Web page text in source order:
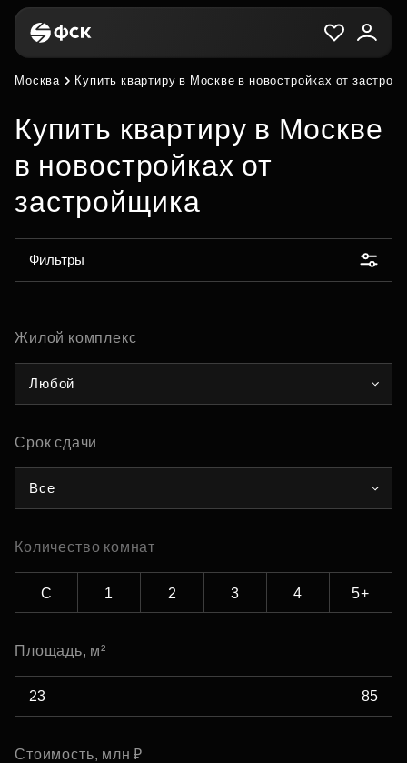
Москва Купить квартиру в Москве в новостройках от
Купить квартиру в Москве
в новостройках от
застройщика
Фильтры
Жилой комплекс
Любой
Срок сдачи
Все
Количество комнат
С 1 2 3 4 5+
Площадь, м²
Стоимость, млн ₽